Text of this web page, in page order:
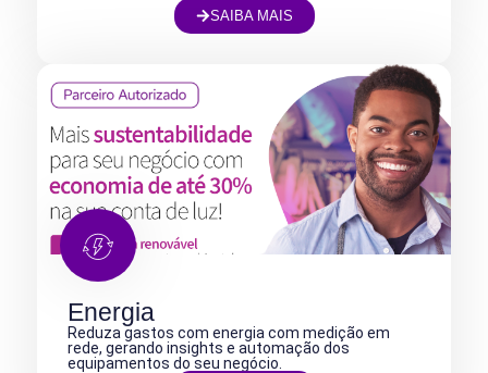
SAIBA MAIS
Energia
Reduza gastos com energia com medição em
rede, gerando insights e automação dos
equipamentos do seu negócio.